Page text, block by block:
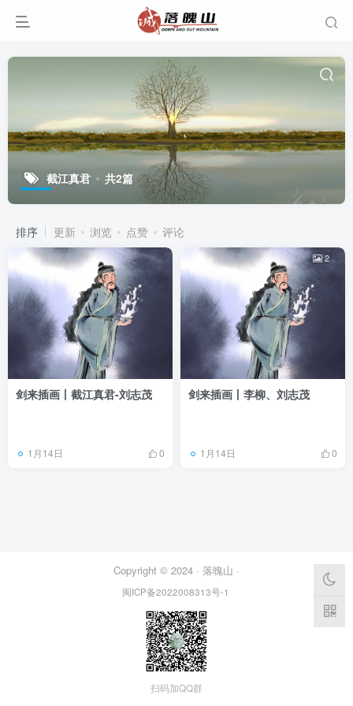
截江真君 共2篇
排序 更新 浏览 点赞 评论
剑来插画丨截江真君-刘志茂
1月14日 0
2
剑来插画丨李柳、刘志茂
1月14日 0
Copyright © 2024 · 落魄山 ·
闽ICP备2022008313号-1
扫码加QQ群